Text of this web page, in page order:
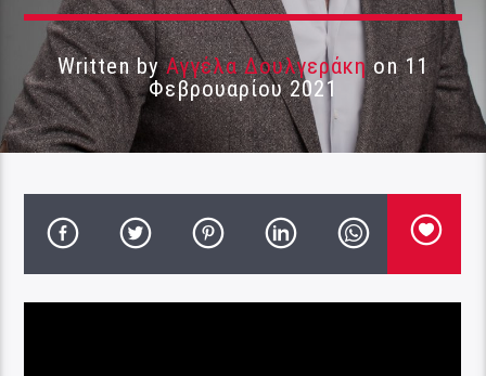
Written byΑγγέλα Δουλγεράκηon 11
Φεβρουαρίου 2021